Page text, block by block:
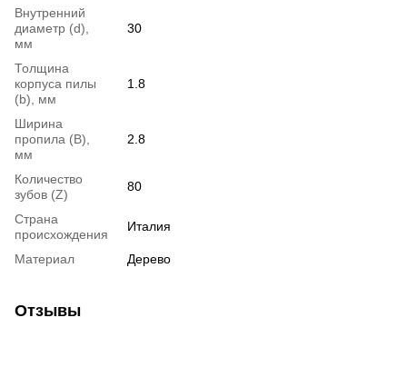
Внутренний
диаметр (d),
мм
30
Толщина
корпуса пилы
(b), мм
1.8
Ширина
пропила (B),
мм
2.8
Количество
зубов (Z)
80
Страна
происхождения
Италия
Материал Дерево
Отзывы